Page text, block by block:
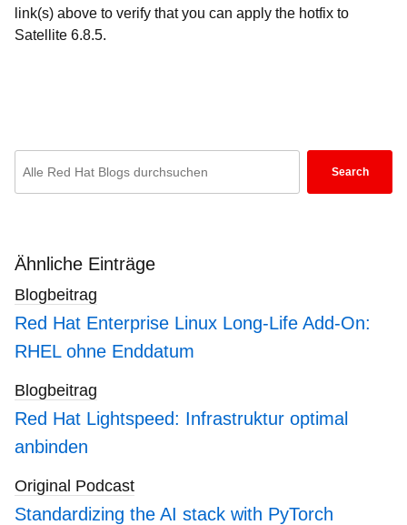
link(s) above to verify that you can apply the hotfix to
Satellite 6.8.5.
search
blogs
Search
Ähnliche Einträge
Blogbeitrag
Red Hat Enterprise Linux Long-Life Add-On:
RHEL ohne Enddatum
Blogbeitrag
Red Hat Lightspeed: Infrastruktur optimal
anbinden
Original Podcast
Standardizing the AI stack with PyTorch